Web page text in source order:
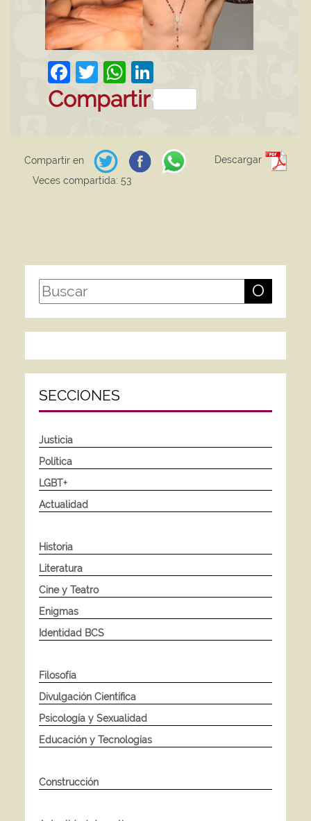
Facebook
TwitterWhatsApp
Compartir
Compartir en
Descargar
Veces compartida: 53
O
SECCIONES
Justicia
Política
LGBT+
Actualidad
Historia
Literatura
Cine y Teatro
Enigmas
Identidad BCS
Filosofía
Divulgación Científica
Psicología y Sexualidad
Educación y Tecnologías
Construcción